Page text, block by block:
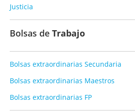
Justicia
Bolsas de Trabajo
Bolsas extraordinarias Secundaria
Bolsas extraordinarias Maestros
Bolsas extraordinarias FP